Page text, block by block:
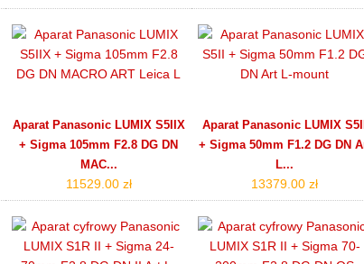
Aparat Panasonic LUMIX S5IIX
+ Sigma 105mm F2.8 DG DN
MAC...
11529.00 zł
Aparat Panasonic LUMIX
+ Sigma 50mm F1.2 DG DN
L...
13379.00 zł